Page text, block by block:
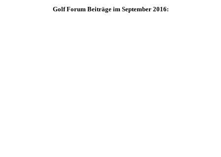
Golf Forum Beiträge im September 2016: